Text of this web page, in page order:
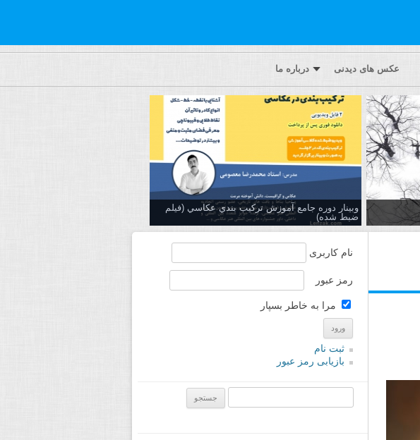
عکس های دیدنی درباره ما
وبینار دوره جامع آموزش تركيب بندي عكاسي (فیلم
ضبط شده)
نام کاربری
رمز عبور
مرا به خاطر بسپار
ثبت نام
بازیابی رمز عبور